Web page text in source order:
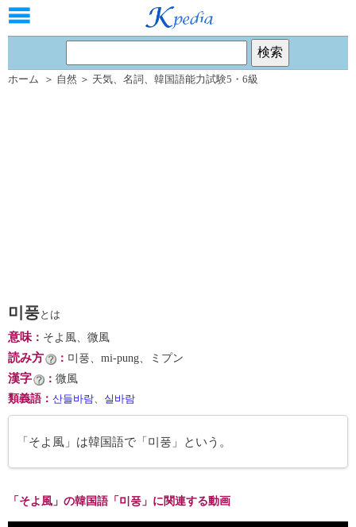
ホーム ＞ 自然 ＞ 天気、 名詞 、 韓国語能力試験5・6級
미풍とは
意味： そよ風、微風
読み方 ： 미풍、mi-pung、ミプン
漢字 ： 微風
類義語 ： 산들바람、 실바람
「そよ風」は韓国語で「미풍」という。
「そよ風」の韓国語「미풍」に関連する動画